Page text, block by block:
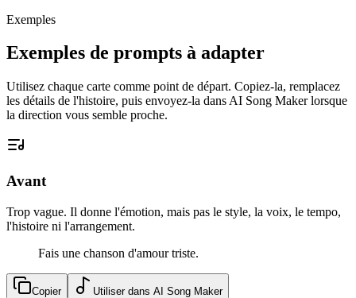
Exemples
Exemples de prompts à adapter
Utilisez chaque carte comme point de départ. Copiez-la, remplacez
les détails de l'histoire, puis envoyez-la dans AI Song Maker lorsque
la direction vous semble proche.
Avant
Trop vague. Il donne l'émotion, mais pas le style, la voix, le tempo,
l'histoire ni l'arrangement.
Fais une chanson d'amour triste.
Copier Utiliser dans AI Song Maker